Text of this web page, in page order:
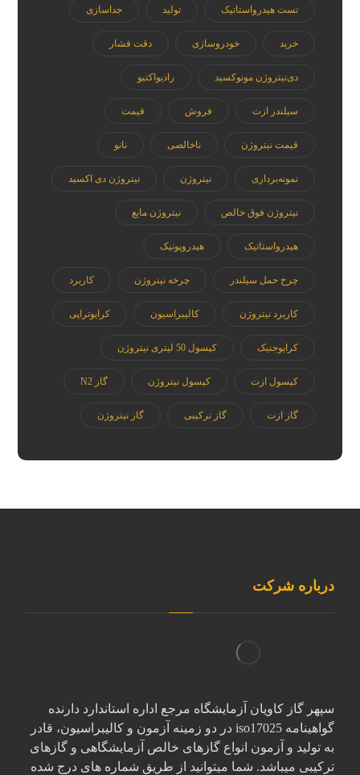
تست هیدرواستاتیک تولید جداسازی
خرید خودروسازی دقت فشار
دی‌نیتروژن مونوکسید رادیواکتیو
سیلندر ازت فروش قیمت
قیمت نیتروژن ناخالصی نانو
نمونه‌برداری نیتروژن نیتروژن دی اکسید
نیتروژن فوق خالص نیتروژن مایع
هیدرواستاتیک هیدروپونیک
چرخ حمل سیلندر چرخه نیتروژن کاربرد
کاربرد نیتروژن کالیبراسیون کرایوتراپی
کرایوجنیک کپسول 50 لیتری نیتروژن
کپسول ازت کپسول نیتروژن گاز N2
گاز ازت گاز ترکیبی گاز نیتروژن
درباره شرکت
سپهر گاز کاویان آزمایشگاه مرجع اداره استاندارد دارنده
گواهینامه iso17025 در دو زمینه آزمون و کالیبراسیون، قادر
به تولید و آزمون انواع گازهای خالص آزمایشگاهی و گازهای
ترکیبی میباشد. شما میتوانید از طریق شماره های درج شده